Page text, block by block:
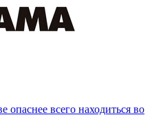
опаснее всего находиться во